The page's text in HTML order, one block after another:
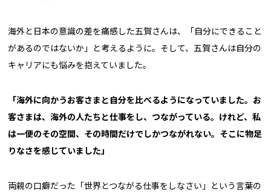
海外と日本の意識の差を痛感した五賀さんは、「自分にできること
があるのではないか」と考えるように。そして、五賀さんは自分の
キャリアにも悩みを抱えていました。
「海外に向かうお客さまと自分を比べるようになっていました。お
客さまは、海外の人たちと仕事をし、つながっている。けれど、私
は一便のその空間、その時間だけでしかつながれない。そこに物足
りなさを感じていました」
両親の口癖だった「世界とつながる仕事をしなさい」という言葉の